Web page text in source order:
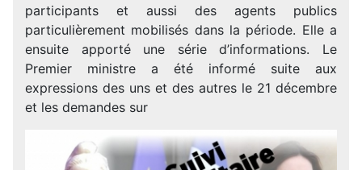
participants et aussi des agents publics
particulièrement mobilisés dans la période. Elle a
ensuite apporté une série d’informations. Le
Premier ministre a été informé suite aux
expressions des uns et des autres le 21 décembre
et les demandes sur